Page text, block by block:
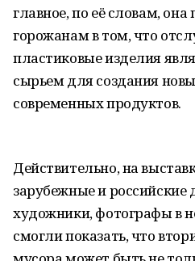
главное, по её словам,
горожанам в том, что
пластиковые изделия
сырьем для создания
современных продуктов.
Действительно, на
зарубежные и российские
художники, фотографы в
смогли показать, что